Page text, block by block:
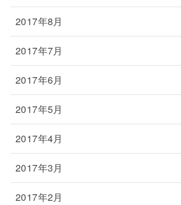
2017年8月
2017年7月
2017年6月
2017年5月
2017年4月
2017年3月
2017年2月